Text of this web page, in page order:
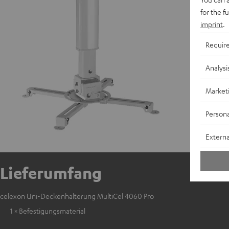
Lieferumfang
celexon Uni-Deckenhalterung MultiCel 4060 Pro
1 × Befestigungsmaterial
for the
imprint